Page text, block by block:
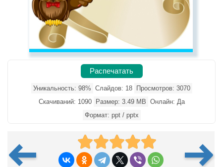
Распечатать
Уникальность: 98% Слайдов: 18
Просмотров: 3070
Скачиваний: 1090
Размер: 3.49 MB Онлайн: Да
Формат: ppt / pptx